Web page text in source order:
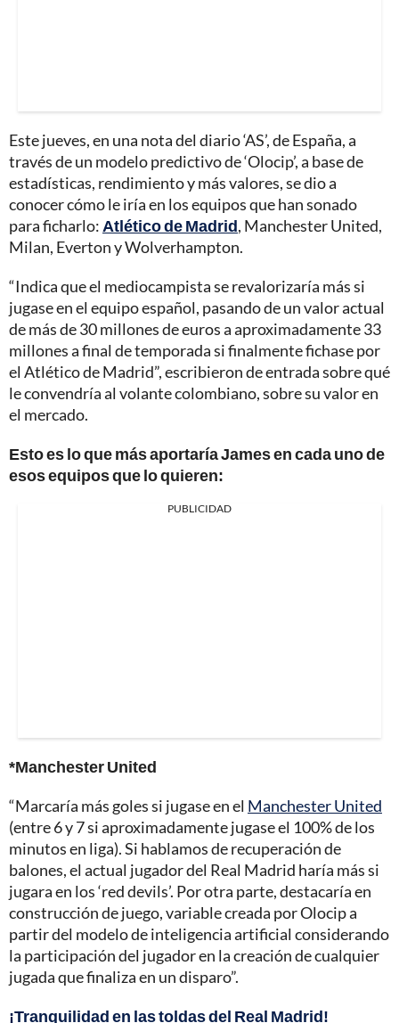
Este jueves, en una nota del diario ‘AS’, de España, a
través de un modelo predictivo de ‘Olocip’, a base de
estadísticas, rendimiento y más valores, se dio a
conocer cómo le iría en los equipos que han sonado
para ficharlo: Atlético de Madrid, Manchester United,
Milan, Everton y Wolverhampton.
“Indica que el mediocampista se revalorizaría más si
jugase en el equipo español, pasando de un valor actual
de más de 30 millones de euros a aproximadamente 33
millones a final de temporada si finalmente fichase por
el Atlético de Madrid”, escribieron de entrada sobre qué
le convendría al volante colombiano, sobre su valor en
el mercado.
Esto es lo que más aportaría James en cada uno de
esos equipos que lo quieren:
PUBLICIDAD
*Manchester United
“Marcaría más goles si jugase en el Manchester United
(entre 6 y 7 si aproximadamente jugase el 100% de los
minutos en liga). Si hablamos de recuperación de
balones, el actual jugador del Real Madrid haría más si
jugara en los ‘red devils’. Por otra parte, destacaría en
construcción de juego, variable creada por Olocip a
partir del modelo de inteligencia artificial considerando
la participación del jugador en la creación de cualquier
jugada que finaliza en un disparo”.
¡Tranquilidad en las toldas del Real Madrid!